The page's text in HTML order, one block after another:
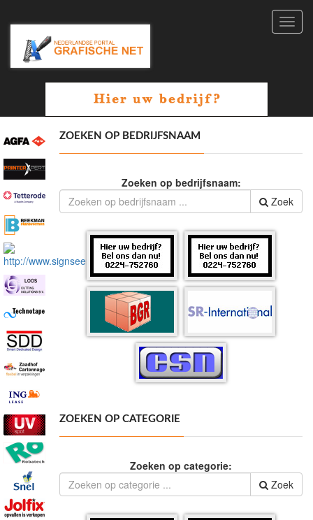
ZOEKEN OP BEDRIJFSNAAM
Zoeken op bedrijfsnaam:
Zoek
ZOEKEN OP CATEGORIE
Zoeken op categorie:
Zoek